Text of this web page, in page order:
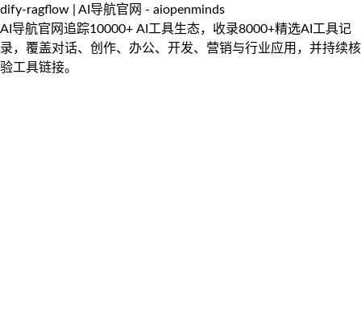
dify-ragflow | AI导航官网 - aiopenminds
AI导航官网追踪10000+ AI工具生态，收录8000+精选AI工具记
录，覆盖对话、创作、办公、开发、营销与行业应用，并持续核
验工具链接。